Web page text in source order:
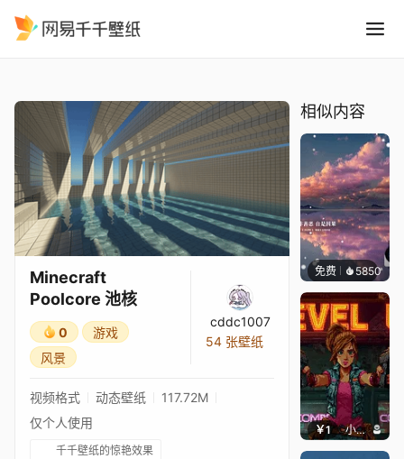
Minecraft
Poolcore 池核
0
游戏
风景
cddc1007
54 张壁纸
视频格式 动态壁纸
117.72M
仅个人使用
千千壁纸的惊艳效果
相似内容
免费 5850冰茶
￥1 小鹿子